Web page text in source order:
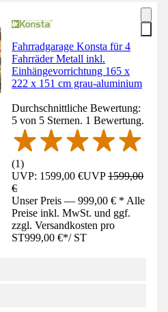
Fahrradgarage Konsta für 4
Fahrräder Metall inkl.
Einhängevorrichtung 165 x
222 x 151 cm grau-aluminium
Durchschnittliche Bewertung:
5 von 5 Sternen. 1 Bewertung.
(1)
UVP: 1599,00 €UVP1599,00
€
Unser Preis — 999,00 € * Alle
Preise inkl. MwSt. und ggf.
zzgl. Versandkosten pro
ST999,00 €*/ ST